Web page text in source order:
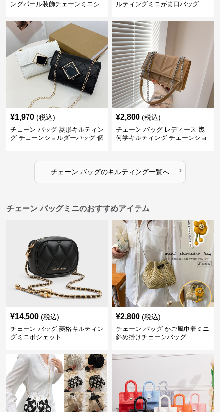
ングパール装飾チェーンミニシ
ルティングミニがま口バッグ
¥1,970 (税込)
チェーン バッグ 菱形キルティン
グ チェーンショルダーバッグ 個
¥2,800 (税込)
チェーン バッグ レディース 幾
何学キルティング チェーンショ
チェーン バッグのキルティング一覧へ ›
チェーン バッグミニのおすすめアイテム
¥14,500 (税込)
チェーン バッグ 菱格キルティン
グミニポシェット
¥2,800 (税込)
チェーン バッグ かご風巾着ミニ
斜め掛けチェーンバッグ